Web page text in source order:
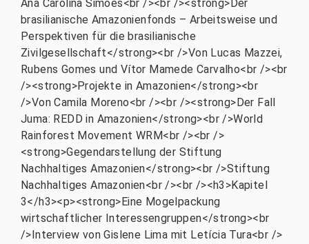
Ana Carolina Simões<br /><br /><strong>Der
brasilianische Amazonienfonds – Arbeitsweise und
Perspektiven für die brasilianische
Zivilgesellschaft</strong><br />Von Lucas Mazzei,
Rubens Gomes und Vítor Mamede Carvalho<br /><br
/><strong>Projekte in Amazonien</strong><br
/>Von Camila Moreno<br /><br /><strong>Der Fall
Juma: REDD in Amazonien</strong><br />World
Rainforest Movement WRM<br /><br />
<strong>Gegendarstellung der Stiftung
Nachhaltiges Amazonien</strong><br />Stiftung
Nachhaltiges Amazonien<br /><br /><h3>Kapitel
3</h3><p><strong>Eine Mogelpackung
wirtschaftlicher Interessengruppen</strong><br
/>Interview von Gislene Lima mit Letícia Tura<br />